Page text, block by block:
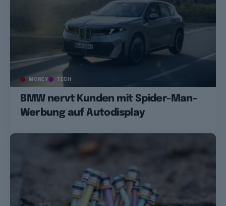
MONEY TECH
BMW nervt Kunden mit Spider-Man-
Werbung auf Autodisplay